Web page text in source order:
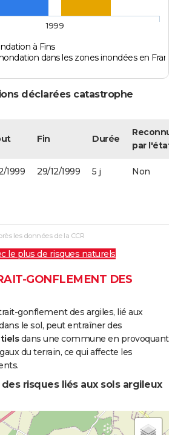
à Fins
dans les zones inondées en
1999
déclarées catastrophe
Fin Durée
par l'état
1999 29/12/1999 5 j Non
les données de la CCR
le plus de risques naturels
GONFLEMENT DES
gonflement des argiles, lié aux
le sol, peut entraîner des
dans une commune en provoquant
du terrain, ce qui affecte les
risques liés aux sols argileux